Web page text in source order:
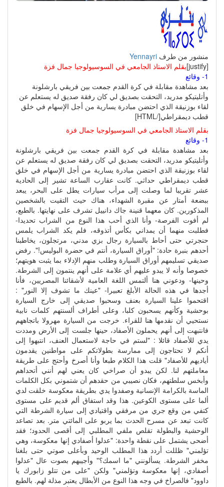
منشور من طرفYennayri
بقلم الاستاذ الجامعي في السوسيولوجيا جمال فزة
بعد مشاهدة مقابلة في كرة القدم جمعت بين فريقي بارشلونة
وأتليتيكو مدريد، التحقت بصديق لي كان رفقة صديق له يستعلم عن
لقاء بوزنيقة الذي احتضن مبادرة يسارية من أجل الإسهام في خلق
قطب ديمقراطي[/HTML]
بقلم الاستاذ الجامعي في السوسيولوجيا جمال فزة
بعد مشاهدة مقابلة في كرة القدم جمعت بين فريقي بارشلونة
وأتليتيكو مدريد، التحقت بصديق لي كان رفقة صديق له يستعلم عن
لقاء بوزنيقة الذي احتضن مبادرة يسارية من أجل الإسهام في خلق
قطب ديمقراطي حداثي. كانت عقارب الساعة تشير إلى الحادية
عشر تقريبا لما وصلت إلى مرأب سيارات يطل على البحر، يبعد
ببضعة أمتار عن مقبرة الشهداء، هناك حيث التقيت بالشخصين
المذكورين. كان معهما قنينة جاك دانييل تشرف على نهايتها. بالطبع،
لم أفوت الفرصة- وأنا الذي أحب هذا النوع من الشراب تحديدا-
فطلبت منهما أن يمداني بكأس أتذوقه، فلم يكد الشراب يلمس
حنجرتي حتى أحاط بالسيارة رجال بزي مدني، مرتجلون، يخاطبنا
أحدهم بنبرة حادة: "أوراق السيارة، أنتم في حضرة البوليس!". رفض
صديقي تسليمهم أوراق السيارة وطلب منهم الإدلاء بما يثبت هويتهم؛
خصوصا وأنه لا يبدو عليهم أي علامة على أنهم ينتمون إلى الشرطة.
وحينها- ودعوني هنا ألتمس اللغة العامية لأشقائنا المصريين، فأنا
أجدها في هذه الحالة الأبلغ تعبيرا- "عينك ما تشوف إلا النور" :
اقتحموا علينا السيارة بعنف وسحبوا صديقي إلى خارج السيارة
بوحشية وكأنهم يسحبون كلبا، وعلى أطراف ألسنتهم كلمات نابية
نستحيي أن نقدمها هنا للقراء. خرجت من السيارة مهرولا باتجاههم
فانتبهت إلى أنهم يحملون الأصفاد، حينها جلست إلى الأرض ومددت
يدي للأصفاد قائلا : "لستم في حاجة لاستعمال العنف، انتبهوا إلى
أنكم لا تحتاجون إلى ممارسة بطولاتكم على مواطنين يقدمون
أياديهم للأصفاد" قلت هذا الكلام طبعا وأنا أصرخ وأحتج على طريقة
معاملتهم لنا. لكن يبدو أن صراخي كان يعني لهم أنني أتحداهم
وأبخس سلطتهم، فكان نصيبي من حقدهم أن شتموني بكل الكلمات
الماسة بالكرامة الإنسانية وصفدوا يدي بطريقة معكوسة خلقت لدي
ألما على مستوى الكوعين. هذا وقد استفاق ألم قديم على مستوى
كتفي من وقع جري من مرفقي واقتيادي إلى سيارة الشرطة التي
كانت تبعد عن مسرح الحدث بما يربو على المائتي متر. بعد تصاعد
الوحشية والبطولة تقلص ملفي المطلبي إلى أقصى الحدود؛ فقد
أضحى يشتمل على نقطة واحدة: "عدلوا أصفادي إنها معكوسة، وهي
تؤلمني" ظللت أردد هذا المطلب الوحيد وبأعلى صوتي حتى بلغنا
مخفر الشرطة. يسألونني "ما اسمك؟" وأجيبهم بصوت عال "عدلوا
أصفادي، إنها معكوسة وتؤلمني" ولكن "على من تتلو زابورك يا
داوود" فالصراخ في وجه هذا النوع من الأبطال يعتبر مذلة لهم. بالطبع